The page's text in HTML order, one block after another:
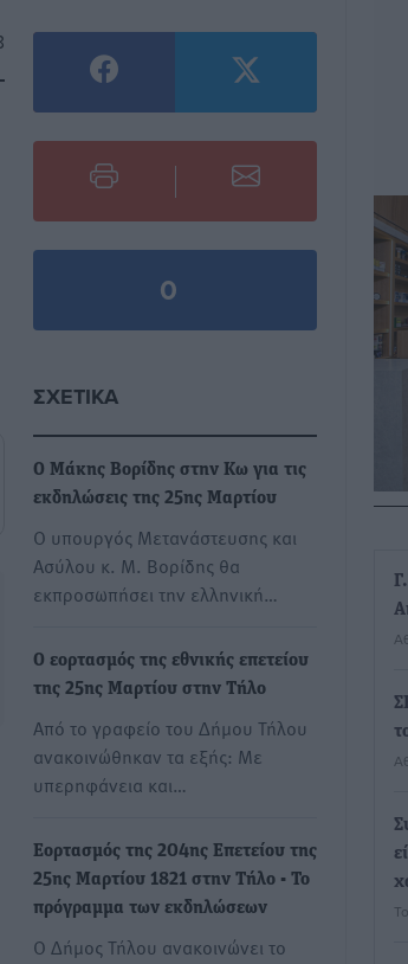
0
ΣΧΕΤΙΚΆ
Ο Μάκης Βορίδης στην Κω για τις
εκδηλώσεις της 25ης Μαρτίου
O υπουργός Μετανάστευσης και
Ασύλου κ. Μ. Βορίδης θα
εκπροσωπήσει την ελληνική…
Ο εορτασμός της εθνικής επετείου
της 25ης Μαρτίου στην Τήλο
Από το γραφείο του Δήμου Τήλου
ανακοινώθηκαν τα εξής: Με
υπερηφάνεια και…
Εορτασμός της 204ης Επετείου της
25ης Μαρτίου 1821 στην Τήλο - Το
πρόγραμμα των εκδηλώσεων
Ο Δήμος Τήλου ανακοινώνει το